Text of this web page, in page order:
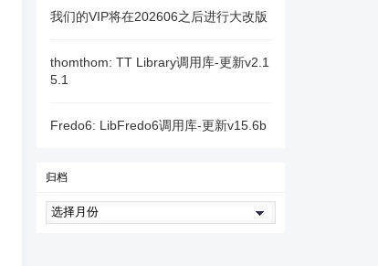
我们的VIP将在202606之后进行大改版
thomthom: TT Library调用库-更新v2.1
5.1
Fredo6: LibFredo6调用库-更新v15.6b
归档